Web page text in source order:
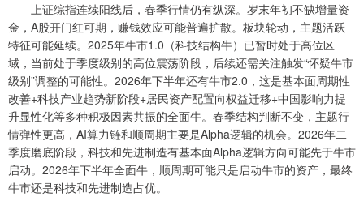
上证综指连续阳线后，春季行情仍有纵深。岁末年初不缺增量资
金，A股开门红可期，赚钱效应可能普遍扩散。板块轮动，主题活跃
特征可能延续。2025年牛市1.0（科技结构牛）已暂时处于高位区
域，当前处于季度级别的高位震荡阶段，后续还需关注触发“怀疑牛市
级别”调整的可能性。2026年下半年还有牛市2.0，这是基本面周期性
改善+科技产业趋势新阶段+居民资产配置向权益迁移+中国影响力提
升显性化等多种积极因素共振的全面牛。春季结构判断不变，主题行
情弹性更高，AI算力链和顺周期主要是Alpha逻辑的机会。2026年二
季度磨底阶段，科技和先进制造有基本面Alpha逻辑方向可能先于牛市
启动。2026年下半年全面牛，顺周期可能只是启动牛市的资产，最终
牛市还是科技和先进制造占优。